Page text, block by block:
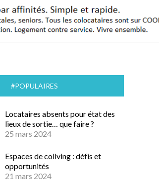
#POPULAIRES
Locataires absents pour état des
lieux de sortie… que faire ?
25 mars 2024
Espaces de coliving : défis et
opportunités
21 mars 2024